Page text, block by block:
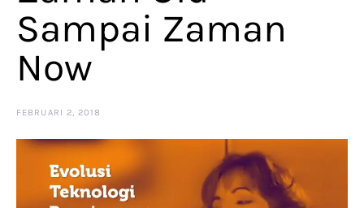
Sampai Zaman
Now
FEBRUARI 2, 2018